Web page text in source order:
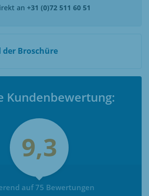
an +31 (0)72 511 60 51
der Broschüre
Kundenbewertung:
9,3
auf 75 Bewertungen